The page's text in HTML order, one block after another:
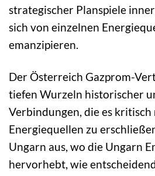
strategischer Planspiele
sich von einzelnen
emanzipieren.
Der Österreich Gazprom-
tiefen Wurzeln historischer
Verbindungen, die es
Energiequellen zu
Ungarn aus, wo die Ungarn
hervorhebt, wie